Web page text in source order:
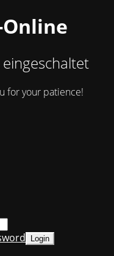
for your patience!